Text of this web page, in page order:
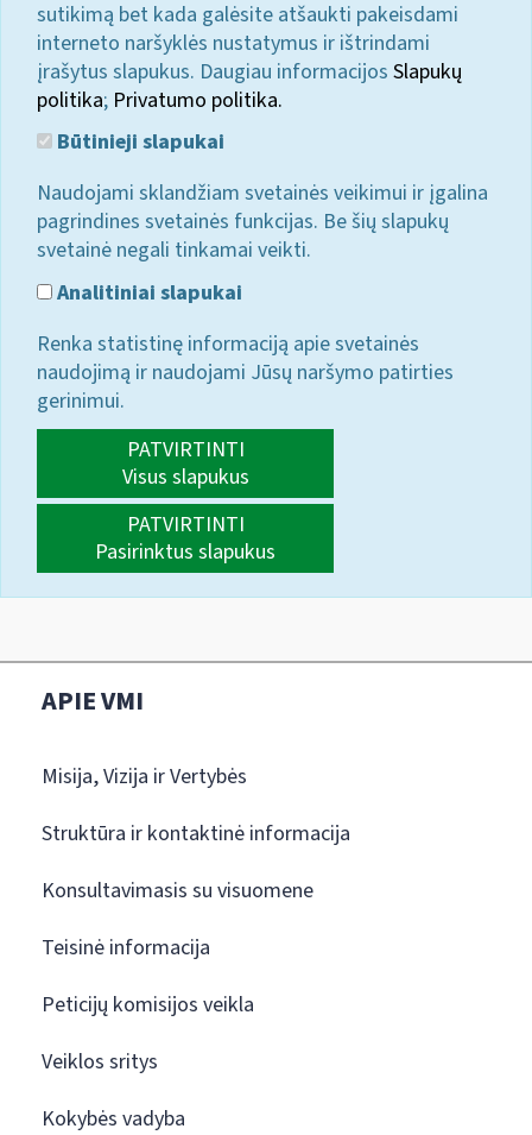
sutikimą bet kada galėsite atšaukti pakeisdami
interneto naršyklės nustatymus ir ištrindami
įrašytus slapukus. Daugiau informacijos Slapukų
politika; Privatumo politika.
Būtinieji slapukai
Naudojami sklandžiam svetainės veikimui ir įgalina
pagrindines svetainės funkcijas. Be šių slapukų
svetainė negali tinkamai veikti.
Analitiniai slapukai
Renka statistinę informaciją apie svetainės
naudojimą ir naudojami Jūsų naršymo patirties
gerinimui.
PATVIRTINTI
Visus slapukus
PATVIRTINTI
Pasirinktus slapukus
APIE VMI
Misija, Vizija ir Vertybės
Struktūra ir kontaktinė informacija
Konsultavimasis su visuomene
Teisinė informacija
Peticijų komisijos veikla
Veiklos sritys
Kokybės vadyba